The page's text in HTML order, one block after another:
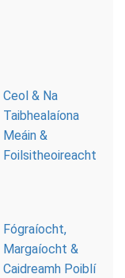
Ceol & Na
Taibhealaíona
Meáin &
Foilsitheoireacht
Fógraíocht,
Margaíocht &
Caidreamh Poiblí